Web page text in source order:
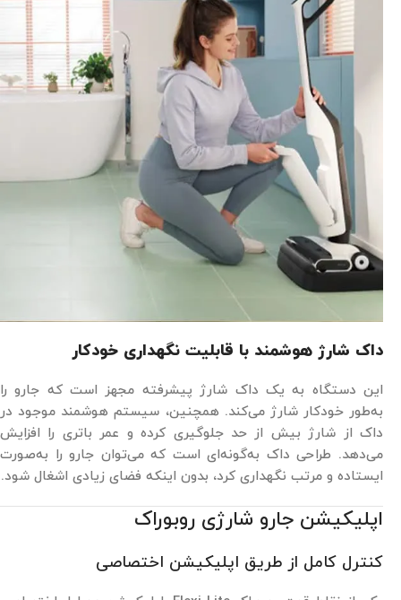
داک شارژ هوشمند با قابلیت نگهداری خودکار
این دستگاه به یک داک شارژ پیشرفته مجهز است که جارو را
به‌طور خودکار شارژ می‌کند. همچنین، سیستم هوشمند موجود در
داک از شارژ بیش از حد جلوگیری کرده و عمر باتری را افزایش
می‌دهد. طراحی داک به‌گونه‌ای است که می‌توان جارو را به‌صورت
ایستاده و مرتب نگهداری کرد، بدون اینکه فضای زیادی اشغال شود.
اپلیکیشن جارو شارژی روبوراک
کنترل کامل از طریق اپلیکیشن اختصاصی